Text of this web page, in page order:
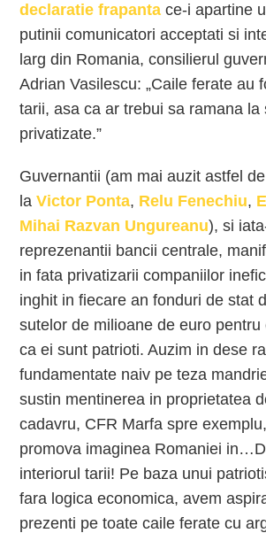
declaratie frapanta ce-i apartine
putinii comunicatori acceptati si
larg din Romania, consilierul
Adrian Vasilescu: „Caile ferate au
tarii, asa ca ar trebui sa ramana la
privatizate.”
Guvernantii (am mai auzit astfel
laVictor Ponta, Relu Fenechiu,
Mihai Razvan Ungureanu), si
reprezenantii bancii centrale,
in fata privatizarii companiilor
inghit in fiecare an fonduri de stat
sutelor de milioane de euro
ca ei sunt patrioti. Auzim in dese
fundamentate naiv pe teza
sustin mentinerea in proprietatea
cadavru, CFR Marfa spre
promova imaginea Romaniei
interiorul tarii! Pe baza unui
fara logica economica, avem
prezenti pe toate caile ferate cu